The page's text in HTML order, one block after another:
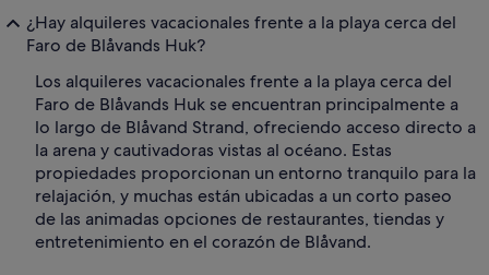
¿Hay alquileres vacacionales frente a la playa cerca del
Faro de Blåvands Huk?
Los alquileres vacacionales frente a la playa cerca del
Faro de Blåvands Huk se encuentran principalmente a
lo largo de Blåvand Strand, ofreciendo acceso directo a
la arena y cautivadoras vistas al océano. Estas
propiedades proporcionan un entorno tranquilo para la
relajación, y muchas están ubicadas a un corto paseo
de las animadas opciones de restaurantes, tiendas y
entretenimiento en el corazón de Blåvand.